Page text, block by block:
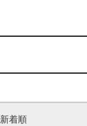
新着順